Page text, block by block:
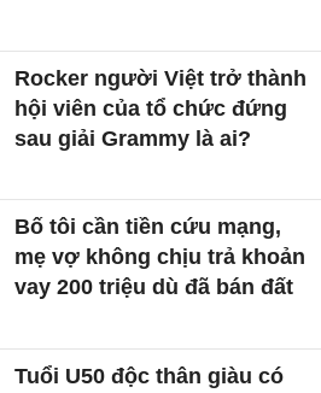
Rocker người Việt trở thành
hội viên của tổ chức đứng
sau giải Grammy là ai?
Bố tôi cần tiền cứu mạng,
mẹ vợ không chịu trả khoản
vay 200 triệu dù đã bán đất
Tuổi U50 độc thân giàu có